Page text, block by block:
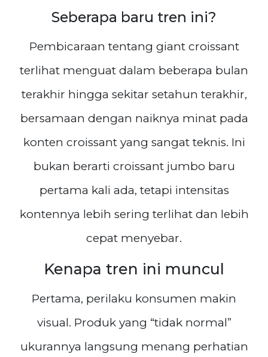
Seberapa baru tren ini?
Pembicaraan tentang giant croissant
terlihat menguat dalam beberapa bulan
terakhir hingga sekitar setahun terakhir,
bersamaan dengan naiknya minat pada
konten croissant yang sangat teknis. Ini
bukan berarti croissant jumbo baru
pertama kali ada, tetapi intensitas
kontennya lebih sering terlihat dan lebih
cepat menyebar.
Kenapa tren ini muncul
Pertama, perilaku konsumen makin
visual. Produk yang “tidak normal”
ukurannya langsung menang perhatian